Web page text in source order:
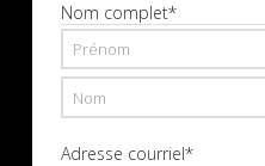
Nom complet*
Prénom
Adresse courriel*